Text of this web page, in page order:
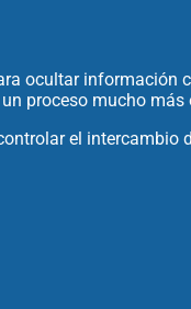
ocultar información
proceso mucho
el